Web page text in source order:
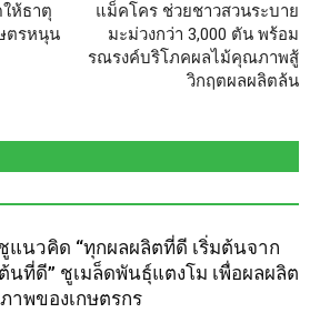
ห้ธาตุ
ตรหนุน
แม็คโคร ช่วยชาวสวนระบาย
มะม่วงกว่า 3,000 ตัน พร้อม
รณรงค์บริโภคผลไม้คุณภาพสู้
วิกฤตผลผลิตล้น
แนวคิด “ทุกผลผลิตที่ดี เริ่มต้นจาก
นที่ดี” ชูเมล็ดพันธุ์แตงโม เพื่อผลผลิต
พของเกษตรกร